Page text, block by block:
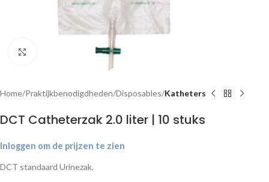
Klik om te vergroten
Home Praktijkbenodigdheden Disposables Katheters
DCT Catheterzak 2.0 liter | 10 stuks
Inloggen om de prijzen te zien
DCT standaard Urinezak,